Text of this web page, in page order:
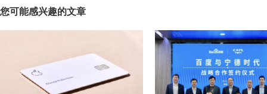
您可能感兴趣的文章